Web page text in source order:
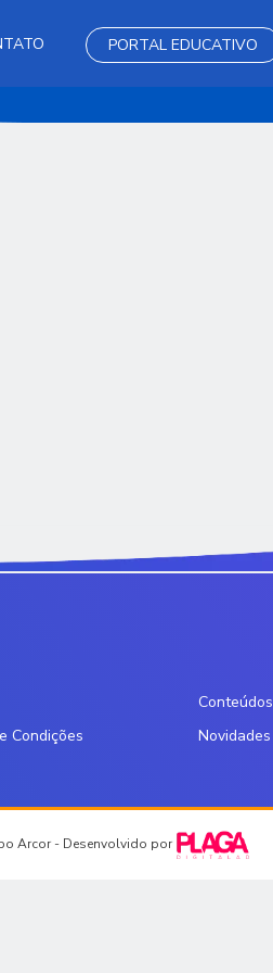
PORTAL EDUCATIVO
Condições
Conteúdos
Novidades
Arcor - Desenvolvido por